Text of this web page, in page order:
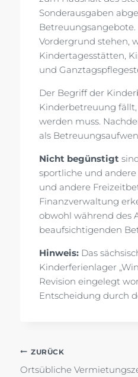
Sonderausgaben
Vordergrund stehen,
Kindertagesstätten,
und
Der Begriff der
Kinderbetreuung
werden muss.
als
Nicht begünstigt
sportliche und
und andere
Finanzverwaltung
obwohl während des
beaufsichtigenden
Hinweis: Das
Kinderferienlager
Revision eingelegt
Entscheidung durch
ZURÜCK
Ortsübliche